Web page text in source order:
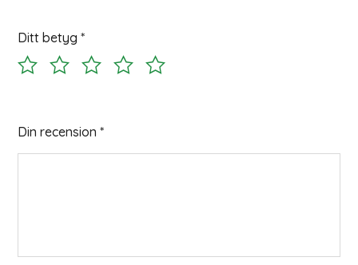
Ditt betyg*
Din recension*